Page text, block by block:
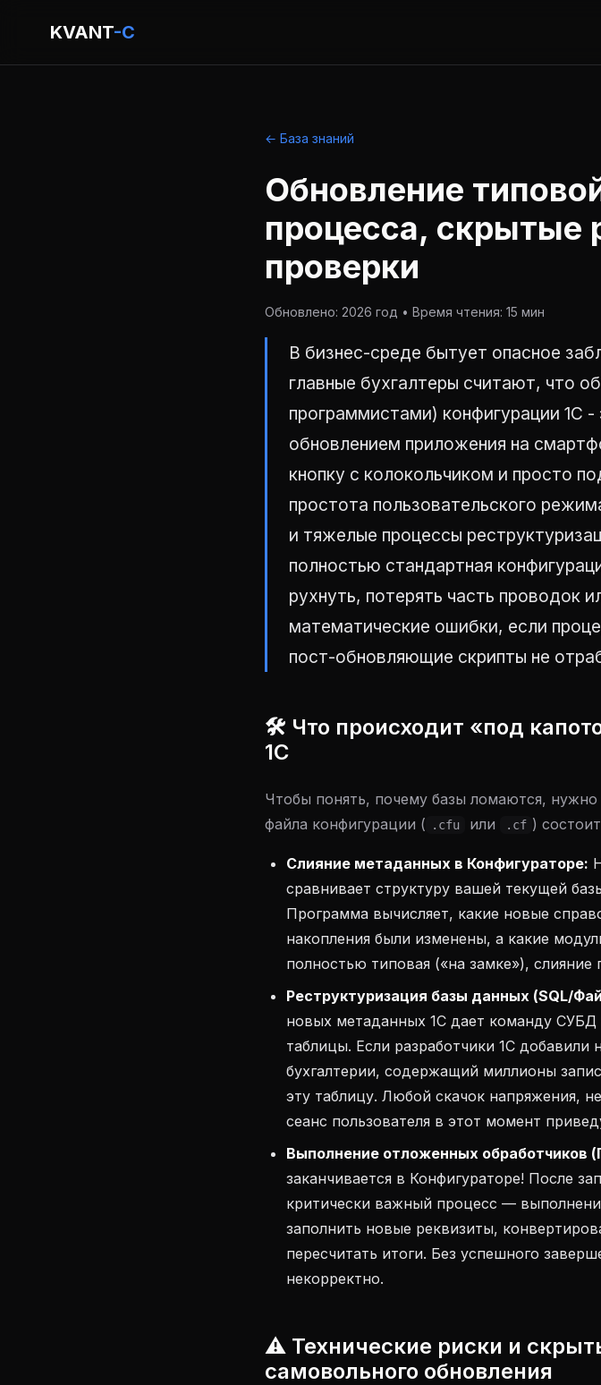
KVANT-C
← База знаний
Обновление
процесса, скрытые
проверки
Обновлено: 2026 год • Время чтения: 15 мин
В бизнес-среде бытует опасное
главные бухгалтеры считают, что
программистами) конфигурации 1С
обновлением приложения на
кнопку с колокольчиком и просто
простота пользовательского
и тяжелые процессы
полностью стандартная
рухнуть, потерять часть проводок
математические ошибки, если
пост-обновляющие скрипты не
🛠 Что происходит «под
1С
Чтобы понять, почему базы ломаются,
файла конфигурации (
.cfu или .cf )
Слияние метаданных в Конфигураторе:
сравнивает структуру вашей текущей
Программа вычисляет, какие новые
накопления были изменены, а какие
полностью типовая («на замке»), слияние
Реструктуризация базы данных (SQL/
новых метаданных 1С дает команду СУБД
таблицы. Если разработчики 1С
бухгалтерии, содержащий миллионы
эту таблицу. Любой скачок напряжения,
сеанс пользователя в этот момент
Выполнение отложенных обработчиков
заканчивается в Конфигураторе! После
критически важный процесс —
заполнить новые реквизиты,
пересчитать итоги. Без успешного
некорректно.
⚠️ Технические риски и
самовольного обновления